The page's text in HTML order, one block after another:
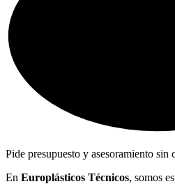
Pide presupuesto y asesoramiento sin
En Europlásticos Técnicos, somos